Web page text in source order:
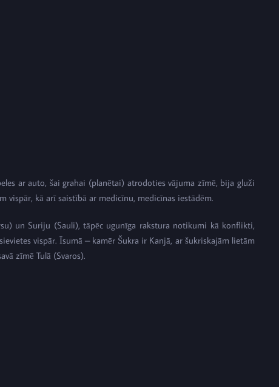
ar auto, šai grahai (planētai) atrodoties vājuma zīmē, bija gluži
vispār, kā arī saistībā ar medicīnu, medicīnas iestādēm.
un Suriju (Sauli), tāpēc ugunīga rakstura notikumi kā konflikti,
vispār. Īsumā – kamēr Šukra ir Kanjā, ar šukriskajām lietām
zīmē Tulā (Svaros).